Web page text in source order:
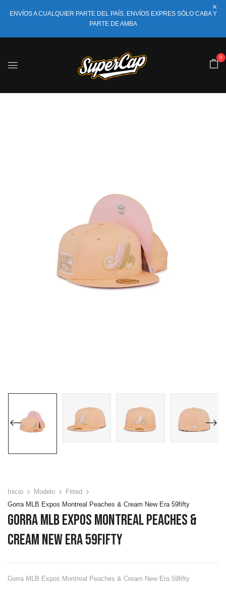
ENVÍOS A CUALQUIER PARTE DEL PAÍS. ENVÍOS EXPRES SÓLO CABA Y
PARTE DE AMBA
0
Inicio Modelo
Fitted
Gorra MLB Expos Montreal Peaches & Cream New Era 59fifty
Gorra MLB Expos Montreal Peaches &
Cream New Era 59fifty
Gorra MLB Expos Montreal Peaches & Cream New Era 59fifty